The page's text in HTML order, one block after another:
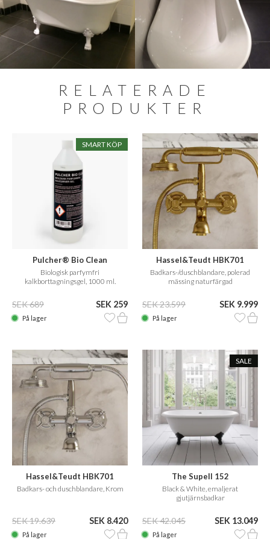
RELATERADE
PRODUKTER
SMART KÖP
Pulcher® Bio Clean
Biologisk parfymfri
kalkborttagningsgel, 1000 ml.
SEK 689 SEK 259
På lager
Hassel&Teudt HBK701
Badkars-/duschblandare, polerad
mässing naturfärgad
SEK 23.599 SEK 9.999
På lager
Hassel&Teudt HBK701
Badkars- och duschblandare, Krom
SEK 19.639 SEK 8.420
På lager
SALE
The Supell 152
Black & White, emaljerat
gjutjärnsbadkar
SEK 42.045 SEK 13.049
På lager